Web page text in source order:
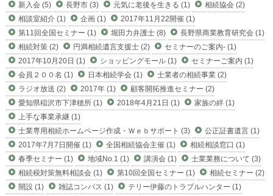
新入会 (5) 長野市 (3) 元気に老後を生きる (1)
相続協会 (2)
相談室紹介 (1)
企画 (1)
2017年11月22開催 (1)
第11回全国セミナー (1)
堀田力弁護士 (8)
長野県商業教育研究会 (1)
相続対策 (2)
円満相続遺言支援士 (2)
セミナーのご案内- (1)
2017年10月20日 (1)
ショッピングモール (1)
セミナーご案内 (1)
会員２００名 (1)
日本相続学会 (1)
士業者の相続事業 (2)
ラジオ放送 (2)
2017年 (1)
顧客開拓推進セミナー (2)
愛知県稲沢市下津穂所 (1)
2018年4月21日 (1)
家族の絆 (1)
上手な事業承継 (1)
士業専用相続ホームページ作成・Ｗｅｂサポート (3)
公正証書遺言 (1)
2017年7月7日開催 (1)
全国相続協会主催 (1)
相続相談窓口 (1)
春季セミナー (1)
地域No.1 (1) 講演会 (1)
士業業務について (3)
相続税対策無料相談会 (1)
第10回全国セミナー (1)
相続セミナー (2)
開設 (1)
雑誌コンパス (1)
テリー伊藤のトラブルハンター (1)